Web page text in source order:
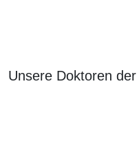
Unsere Doktoren der